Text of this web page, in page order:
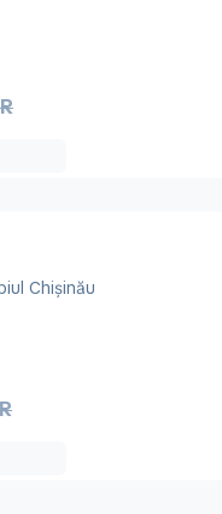
Chișinău